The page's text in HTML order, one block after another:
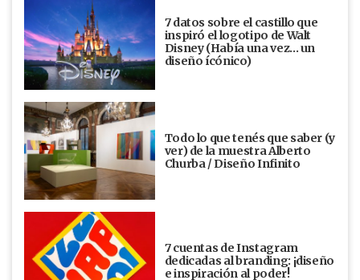
7 datos sobre el castillo que
inspiró el logotipo de Walt
Disney (Había una vez... un
diseño ícónico)
Todo lo que tenés que saber (y
ver) de la muestra Alberto
Churba / Diseño Infinito
7 cuentas de Instagram
dedicadas al branding: ¡diseño
e inspiración al poder!